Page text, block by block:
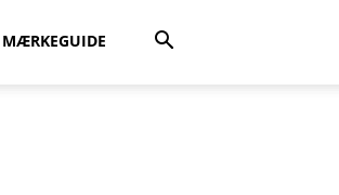
MÆRKEGUIDE